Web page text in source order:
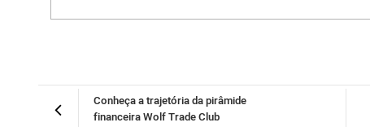
Conheça a trajetória da pirâmide
financeira Wolf Trade Club